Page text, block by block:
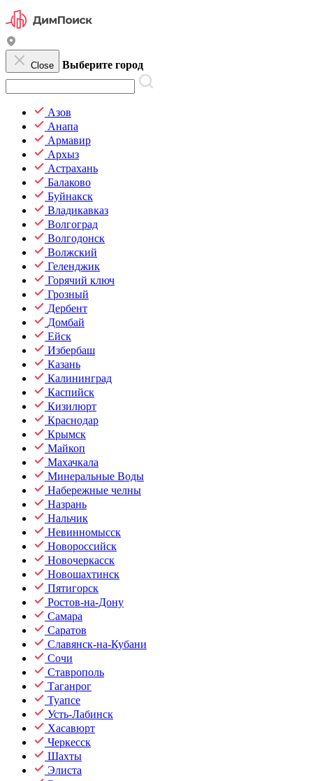
Close Выберите город
Азов
Анапа
Армавир
Архыз
Астрахань
Балаково
Буйнакск
Владикавказ
Волгоград
Волгодонск
Волжский
Геленджик
Горячий ключ
Грозный
Дербент
Домбай
Ейск
Избербаш
Казань
Калининград
Каспийск
Кизилюрт
Краснодар
Крымск
Майкоп
Махачкала
Минеральные Воды
Набережные челны
Назрань
Нальчик
Невинномысск
Новороссийск
Новочеркасск
Новошахтинск
Пятигорск
Ростов-на-Дону
Самара
Саратов
Славянск-на-Кубани
Сочи
Ставрополь
Таганрог
Туапсе
Усть-Лабинск
Хасавюрт
Черкесск
Шахты
Элиста